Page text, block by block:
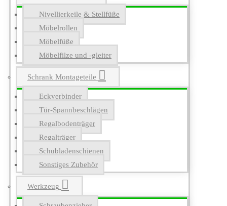
Nivellierkeile & Stellfüße
Möbelrollen
Möbelfüße
Möbelfilze und -gleiter
Schrank Montageteile
Eckverbinder
Tür-Spannbeschlägen
Regalbodenträger
Regalträger
Schubladenschienen
Sonstiges Zubehör
Werkzeug